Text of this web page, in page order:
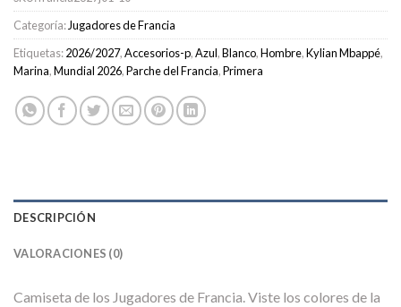
Categoría:Jugadores de Francia
Etiquetas:2026/2027,Accesorios-p,Azul,Blanco,Hombre,Kylian Mbappé,
Marina,Mundial 2026,Parche del Francia,Primera
DESCRIPCIÓN
VALORACIONES (0)
Camiseta de los Jugadores de Francia. Viste los colores de la